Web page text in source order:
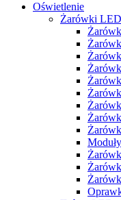
Oświetlenie
Żarówki LED